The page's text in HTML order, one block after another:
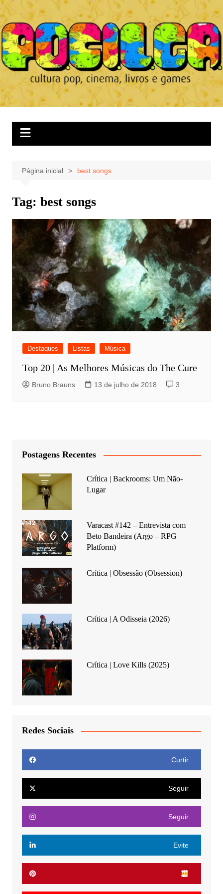
Ir
para
o
conteúdo
Página inicial best songs
Tag: best songs
Destaques Listas Música
Top 20 | As Melhores Músicas do The Cure
Bruno Brauns 13 de julho de 2018 3
Postagens Recentes
Crítica | Backrooms: Um Não-
Lugar
Varacast #142 – Entrevista com
Beto Bandeira (Argo – RPG
Platform)
Crítica | Obsessão (Obsession)
Crítica | A Odisseia (2026)
Crítica | Love Kills (2025)
Redes Sociais
Curtir
Seguir
Seguir
Evite